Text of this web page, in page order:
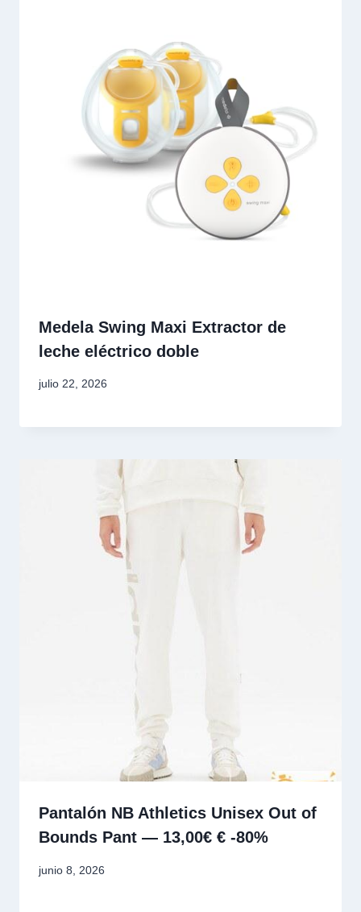
Medela Swing Maxi Extractor de
leche eléctrico doble
julio 22, 2026
Pantalón NB Athletics Unisex Out of
Bounds Pant — 13,00€ € -80%
junio 8, 2026